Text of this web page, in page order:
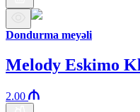
Dondurma meyəli
Melody Eskimo
2.00